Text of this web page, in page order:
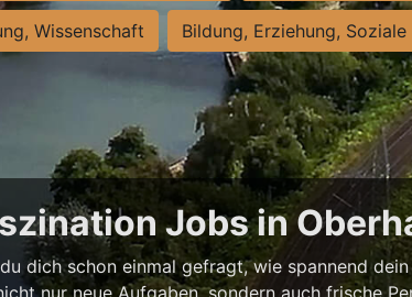
Wissenschaft Bildung, Erziehung, Soziale
Jobs in
dich schon einmal gefragt, wie spannend